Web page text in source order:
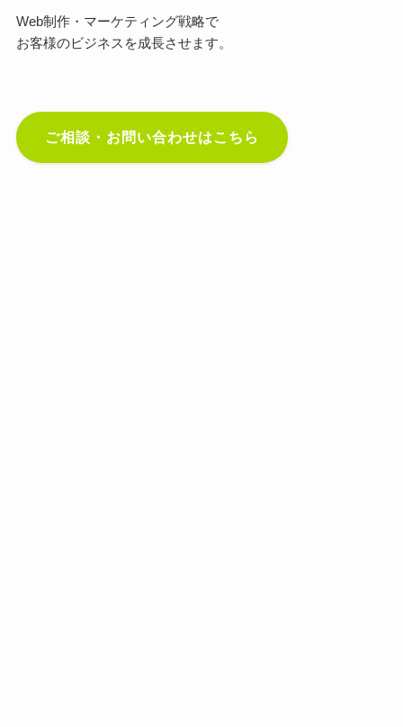
Web制作・マーケティング戦略で
お客様のビジネスを成長させます。
ご相談・お問い合わせはこちら